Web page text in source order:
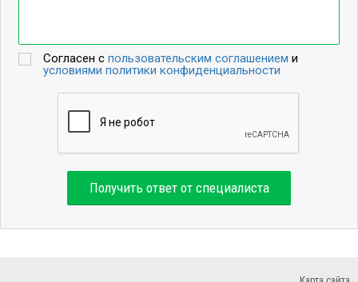
Согласен спользовательским соглашением и
условиями политики конфиденциальности
Получить ответ от специалиста